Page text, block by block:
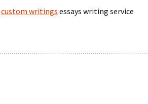
custom writings essays writing service